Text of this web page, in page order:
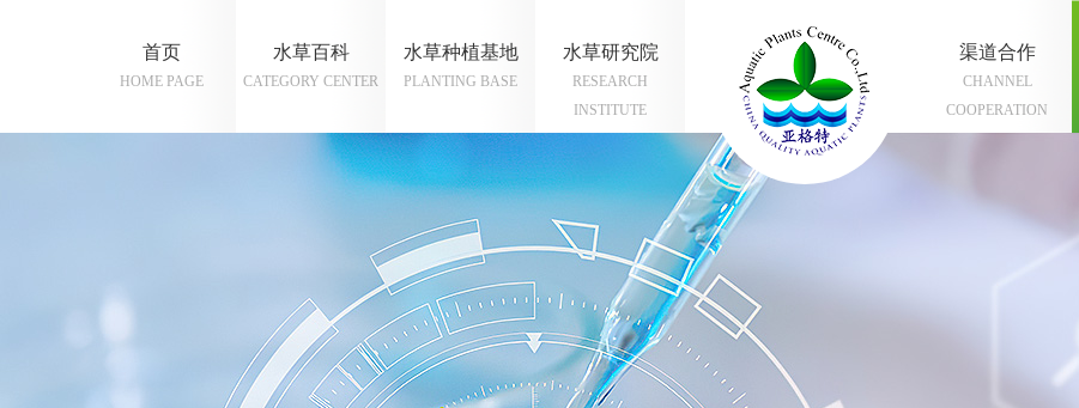
首页
HOME PAGE
水草百科
CATEGORY CENTER
水草种植基地
PLANTING BASE
水草研究院
RESEARCH
INSTITUTE
渠道合作
CHANNEL
COOPERATION